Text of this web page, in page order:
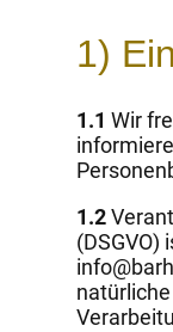
1)
1.1 Wir
1.2
(DSGVO)